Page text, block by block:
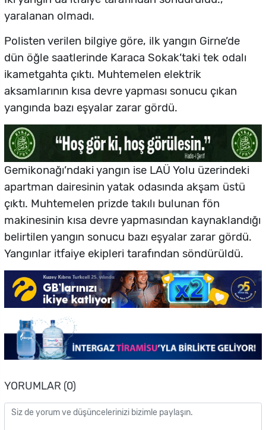
yaralanan olmadı.
Polisten verilen bilgiye göre, ilk yangın Girne’de
dün öğle saatlerinde Karaca Sokak’taki tek odalı
ikametgahta çıktı. Muhtemelen elektrik
aksamlarının kısa devre yapması sonucu çıkan
yangında bazı eşyalar zarar gördü.
Gemikonağı’ndaki yangın ise LAÜ Yolu üzerindeki
apartman dairesinin yatak odasında akşam üstü
çıktı. Muhtemelen prizde takılı bulunan fön
makinesinin kısa devre yapmasından kaynaklandığı
belirtilen yangın sonucu bazı eşyalar zarar gördü.
Yangınlar itfaiye ekipleri tarafından söndürüldü.
YORUMLAR (0)